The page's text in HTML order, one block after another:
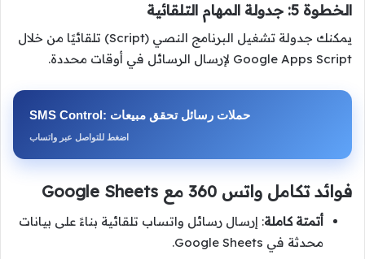
الخطوة 5: جدولة المهام التلقائية
يمكنك جدولة تشغيل البرنامج النصي (Script) تلقائيًا من خلال
Google Apps Script لإرسال الرسائل في أوقات محددة.
SMS Control: حملات رسائل تحقق مبيعات
اضغط للتواصل عبر واتساب
فوائد تكامل واتس 360 مع Google Sheets
أتمتة كاملة: إرسال رسائل واتساب تلقائية بناءً على بيانات
محدثة في Google Sheets.